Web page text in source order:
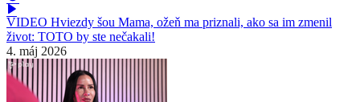
VIDEO Hviezdy šou Mama, ožeň ma priznali, ako sa im zmenil
život: TOTO by ste nečakali!
4. máj 2026